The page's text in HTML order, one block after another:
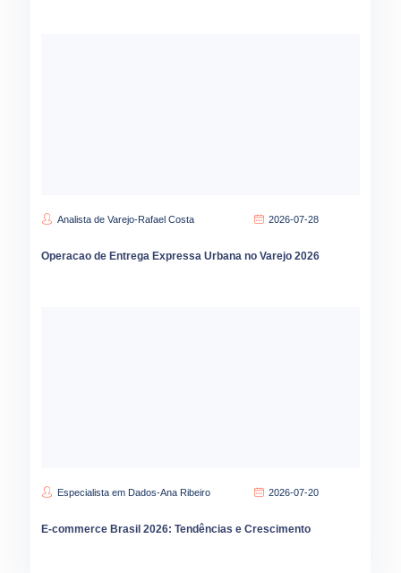
Analista de Varejo-Rafael Costa 2026-07-28
Operacao de Entrega Expressa Urbana no Varejo 2026
Especialista em Dados-Ana Ribeiro 2026-07-20
E-commerce Brasil 2026: Tendências e Crescimento